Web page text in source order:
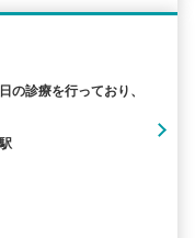
の診療を行っており、